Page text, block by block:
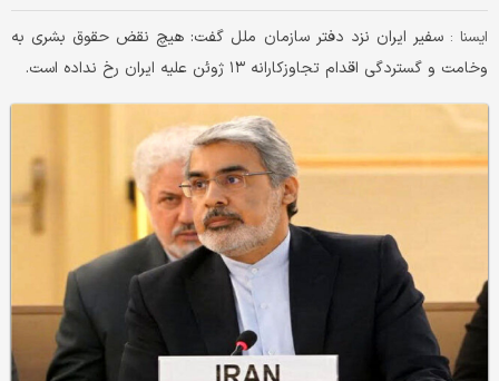
ايسنا :سفیر ایران نزد دفتر سازمان ملل گفت: هیچ نقض حقوق بشری به
وخامت و گستردگی اقدام تجاوزکارانه ۱۳ ژوئن علیه ایران رخ نداده است.